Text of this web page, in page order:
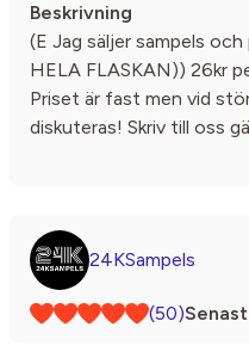
Beskrivning
(E Jag säljer sampels
HELA FLASKAN)) 26kr
Priset är fast men vid
diskuteras! Skriv till oss
24KSampels
(50)